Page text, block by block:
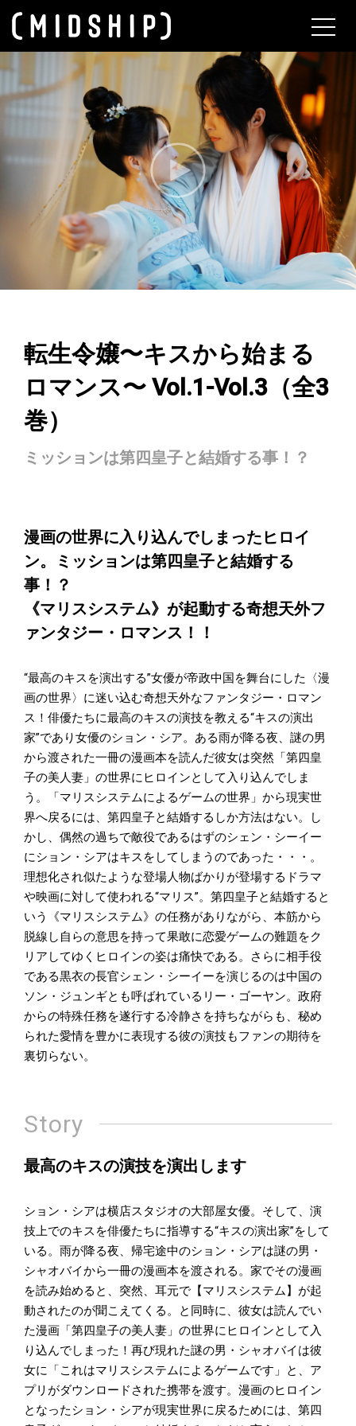
転生令嬢〜キスから始まる
ロマンス〜 Vol.1-Vol.3（全3
巻）
ミッションは第四皇子と結婚する事！？
漫画の世界に入り込んでしまったヒロイ
ン。ミッションは第四皇子と結婚する
事！？
《マリスシステム》が起動する奇想天外フ
ァンタジー・ロマンス！！
“最高のキスを演出する”女優が帝政中国を舞台にした〈漫
画の世界〉に迷い込む奇想天外なファンタジー・ロマン
ス！俳優たちに最高のキスの演技を教える“キスの演出
家”であり女優のション・シア。ある雨が降る夜、謎の男
から渡された一冊の漫画本を読んだ彼女は突然「第四皇
子の美人妻」の世界にヒロインとして入り込んでしま
う。「マリスシステムによるゲームの世界」から現実世
界へ戻るには、第四皇子と結婚するしか方法はない。し
かし、偶然の過ちで敵役であるはずのシェン・シーイー
にション・シアはキスをしてしまうのであった・・・。
理想化され似たような登場人物ばかりが登場するドラマ
や映画に対して使われる“マリス”。第四皇子と結婚すると
いう《マリスシステム》の任務がありながら、本筋から
脱線し自らの意思を持って果敢に恋愛ゲームの難題をク
リアしてゆくヒロインの姿は痛快である。さらに相手役
である黒衣の長官シェン・シーイーを演じるのは中国の
ソン・ジュンギとも呼ばれているリー・ゴーヤン。政府
からの特殊任務を遂行する冷静さを持ちながらも、秘め
られた愛情を豊かに表現する彼の演技もファンの期待を
裏切らない。
Story
最高のキスの演技を演出します
ション・シアは横店スタジオの大部屋女優。そして、演
技上でのキスを俳優たちに指導する“キスの演出家”をして
いる。雨が降る夜、帰宅途中のション・シアは謎の男・
シャオバイから一冊の漫画本を渡される。家でその漫画
を読み始めると、突然、耳元で【マリスシステム】が起
動されたのが聞こえてくる。と同時に、彼女は読んでい
た漫画「第四皇子の美人妻」の世界にヒロインとして入
り込んでしまった！再び現れた謎の男・シャオバイは彼
女に「これはマリスシステムによるゲームです」と、ア
プリがダウンロードされた携帯を渡す。漫画のヒロイン
となったション・シアが現実世界に戻るためには、第四
About